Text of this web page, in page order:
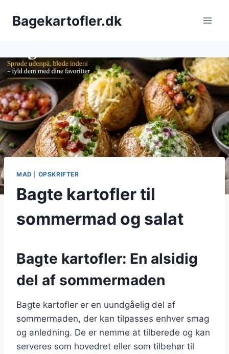
Bagekartofler.dk
MAD OPSKRIFTER
Bagte kartofler til
sommermad og salat
Bagte kartofler: En alsidig
del af sommermaden
Bagte kartofler er en uundgåelig del af
sommermaden, der kan tilpasses enhver smag
og anledning. De er nemme at tilberede og kan
serveres som hovedret eller som tilbehør til